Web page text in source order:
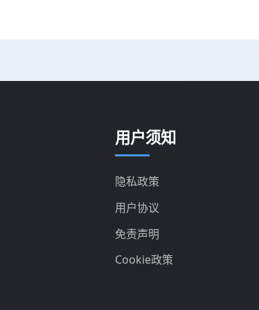
用户须知
隐私政策
用户协议
免责声明
Cookie政策